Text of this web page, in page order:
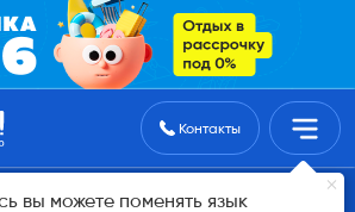
Поиск туровКонтакты
вы можете поменять язык
Астаны